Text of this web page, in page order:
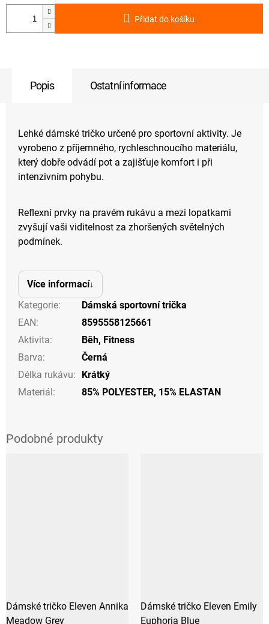
Přidat do košíku
Popis Ostatní informace
Lehké dámské tričko určené pro sportovní aktivity. Je
vyrobeno z příjemného, rychleschnoucího materiálu,
který dobře odvádí pot a zajišťuje komfort i při
intenzivním pohybu.
Reflexní prvky na pravém rukávu a mezi lopatkami
zvyšují vaši viditelnost za zhoršených světelných
podmínek.
Více informací
Kategorie:
Dámská sportovní trička
EAN:
8595558125661
Aktivita: Běh, Fitness
Barva:
Černá
Délka rukávu:
Krátký
Materiál: 85% POLYESTER, 15% ELASTAN
Dámské tričko Eleven Annika
Meadow Grey
Dámské tričko Eleven Emily
Euphoria Blue